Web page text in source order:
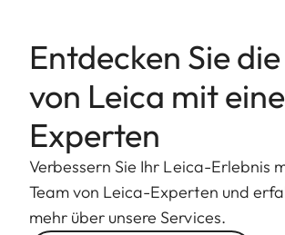
Entdecken Sie
von Leica mit
Experten
Verbessern Sie Ihr Leica-Erlebnis
Team von Leica-Experten und
mehr über unsere Services.